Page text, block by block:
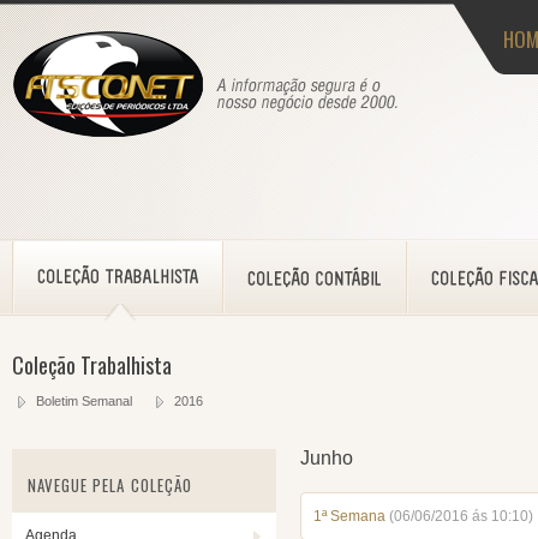
Coleção Trabalhista
Boletim Semanal 2016
NAVEGUE PELA COLEÇÃO
Agenda
Junho
1ª Semana (06/06/2016 ás 10:10)